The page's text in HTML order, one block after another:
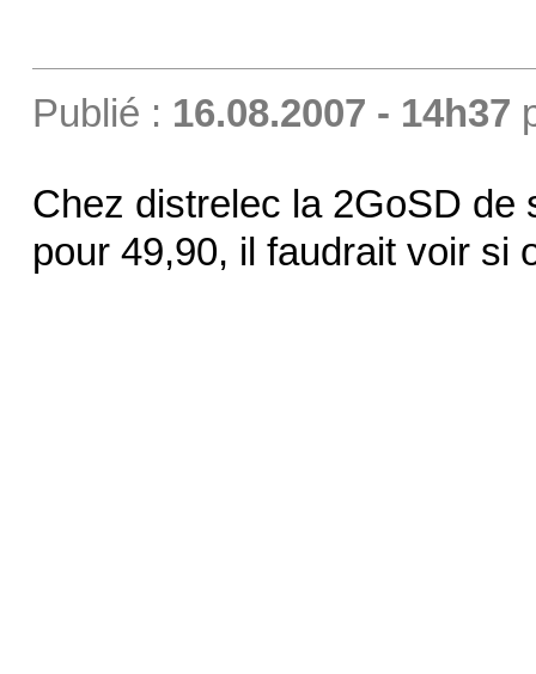
Publié : 16.08.2007 - 14h37
Chez distrelec la 2GoSD de
pour 49,90, il faudrait voir si